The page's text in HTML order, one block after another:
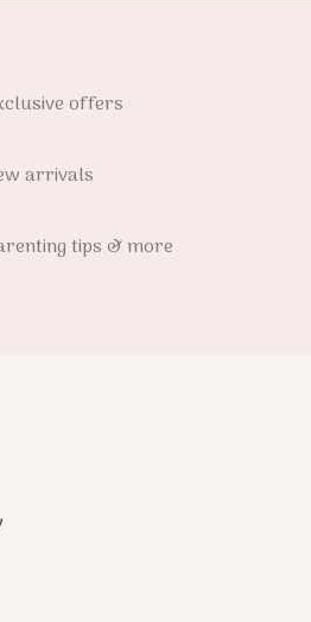
offers
arrivals
tips & more